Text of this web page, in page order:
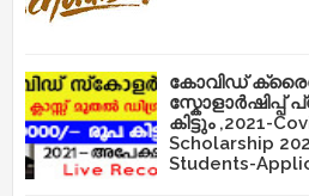
കോവിഡ്
സ്കോളാർഷിപ്പ്
കിട്ടും ,2021-
Scholarship
Students-